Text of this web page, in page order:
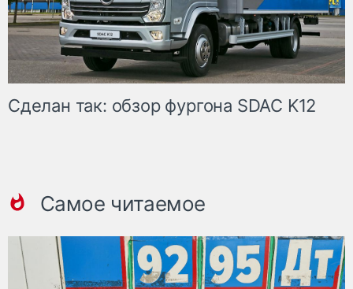
Сделан так: обзор фургона SDAC K12
Самое читаемое